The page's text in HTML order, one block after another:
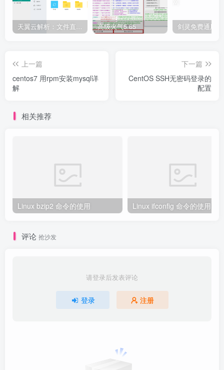
天翼云解析：文件直链获取源码 高级火气5.65
上一篇
centos7 用rpm安装mysql详
解
下一篇
CentOS SSH无密码登录的
配置
相关推荐
Linux bzip2 命令的使用 Linux ifconfig 命令的使用
评论 抢沙发
请登录后发表评论
登录 注册